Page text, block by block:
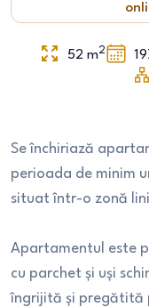
52m2
Se închiriază
perioada de minim
situat într-o zonă
Apartamentul este
cu parchet și uși
îngrijită și pregătită